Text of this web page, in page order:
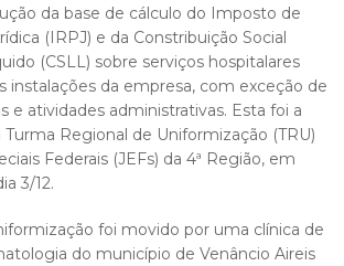
da base de cálculo do Imposto de
(IRPJ) e da Constribuição Social
(CSLL) sobre serviços hospitalares
instalações da empresa, com exceção de
e atividades administrativas. Esta foi a
Regional de Uniformização (TRU)
Federais (JEFs) da 4ª Região, em
3/12.
foi movido por uma clínica de
do município de Venâncio Aireis